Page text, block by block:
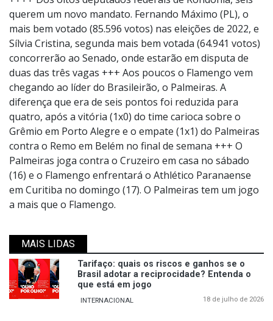
querem um novo mandato. Fernando Máximo (PL), o
mais bem votado (85.596 votos) nas eleições de 2022, e
Sílvia Cristina, segunda mais bem votada (64.941 votos)
concorrerão ao Senado, onde estarão em disputa de
duas das três vagas +++ Aos poucos o Flamengo vem
chegando ao líder do Brasileirão, o Palmeiras. A
diferença que era de seis pontos foi reduzida para
quatro, após a vitória (1x0) do time carioca sobre o
Grêmio em Porto Alegre e o empate (1x1) do Palmeiras
contra o Remo em Belém no final de semana +++ O
Palmeiras joga contra o Cruzeiro em casa no sábado
(16) e o Flamengo enfrentará o Athlético Paranaense
em Curitiba no domingo (17). O Palmeiras tem um jogo
a mais que o Flamengo.
MAIS LIDAS
Tarifaço: quais os riscos e ganhos se o
Brasil adotar a reciprocidade? Entenda o
que está em jogo
INTERNACIONAL 18 de julho de 2026